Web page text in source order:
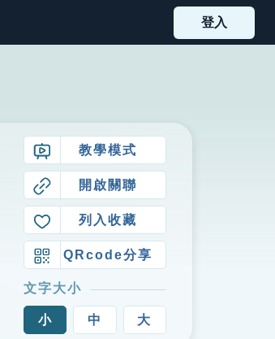
登入
教學模式
開啟關聯
列入收藏
QRcode分享
文字大小
小 中 大